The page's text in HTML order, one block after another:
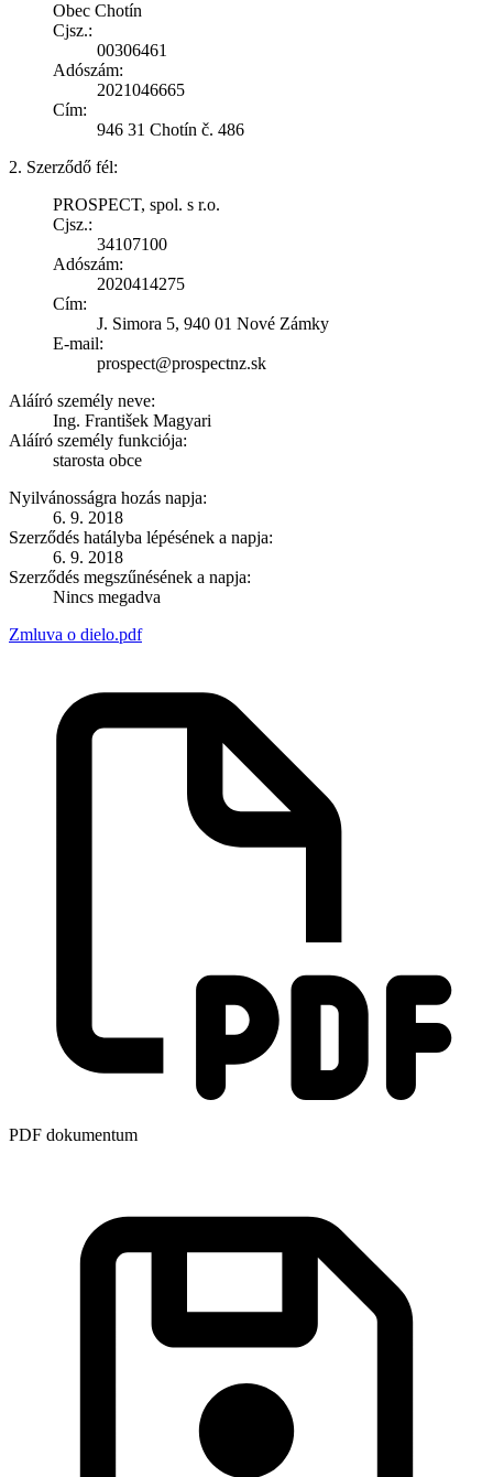
Obec Chotín
Cjsz.:
00306461
Adószám:
2021046665
Cím:
946 31 Chotín č. 486
2. Szerződő fél:
PROSPECT, spol. s r.o.
Cjsz.:
34107100
Adószám:
2020414275
Cím:
J. Simora 5, 940 01 Nové Zámky
E-mail:
prospect@prospectnz.sk
Aláíró személy neve:
Ing. František Magyari
Aláíró személy funkciója:
starosta obce
Nyilvánosságra hozás napja:
6. 9. 2018
Szerződés hatályba lépésének a napja:
6. 9. 2018
Szerződés megszűnésének a napja:
Nincs megadva
Zmluva o dielo.pdf
PDF dokumentum